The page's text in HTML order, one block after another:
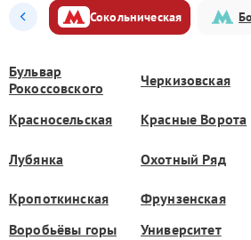
Сокольническая
Бульвар
Рокоссовского
Черкизовская
Красносельская
Красные Ворота
Лубянка Охотный Ряд
Кропоткинская
Фрунзенская
Воробьёвы горы
Университет